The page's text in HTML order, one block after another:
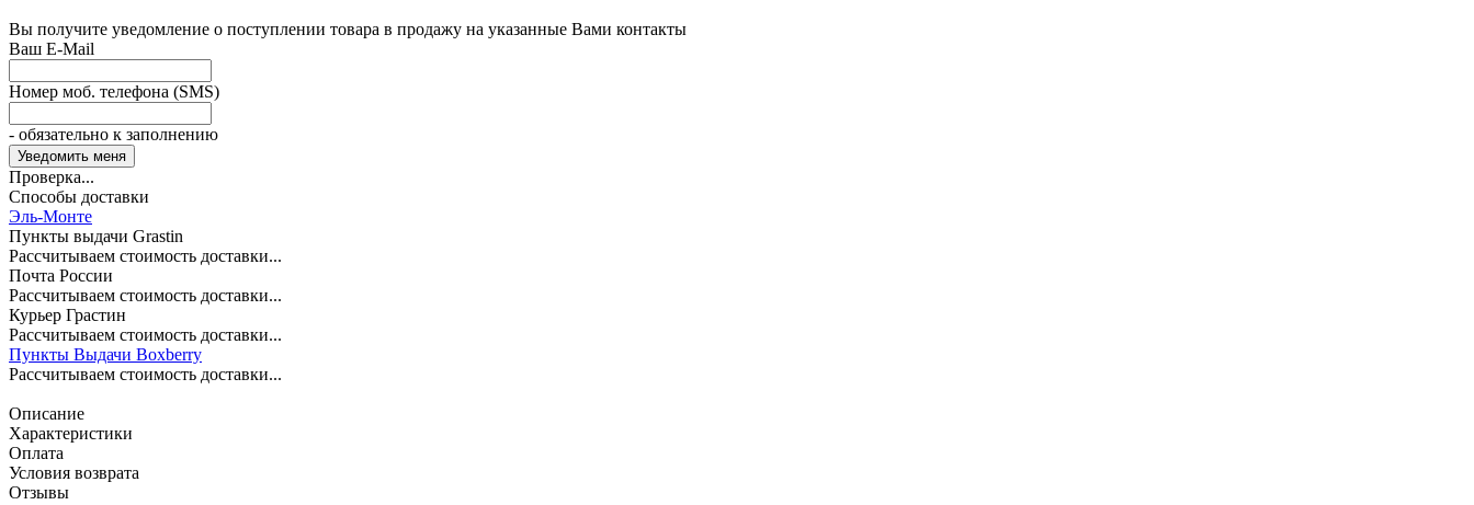
Вы получите уведомление о поступлении товара в продажу на указанные Вами контакты
Ваш E-Mail
Номер моб. телефона (SMS)
- обязательно к заполнению
Проверка...
Способы доставки
Эль-Монте
Пункты выдачи Grastin
Рассчитываем стоимость доставки...
Почта России
Рассчитываем стоимость доставки...
Курьер Грастин
Рассчитываем стоимость доставки...
Пункты Выдачи Boxberry
Рассчитываем стоимость доставки...
Описание
Характеристики
Оплата
Условия возврата
Отзывы